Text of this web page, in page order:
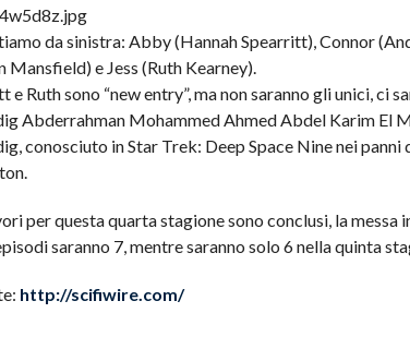
da sinistra: Abby (Hannah Spearritt), Connor
Mansfield) e Jess (Ruth Kearney).
e Ruth sono “new entry”, ma non saranno gli unici, ci
Abderrahman Mohammed Ahmed Abdel Karim El
conosciuto in Star Trek: Deep Space Nine nei
per questa quarta stagione sono conclusi, la
saranno 7, mentre saranno solo 6 nella quinta
http://scifiwire.com/